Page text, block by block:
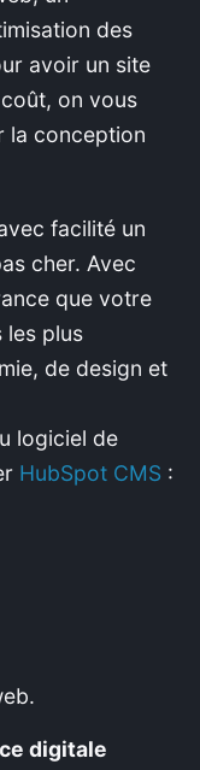
des
avoir un site
on vous
la conception
facilité un
cher. Avec
que votre
les plus
de design et
logiciel de
HubSpot CMS :
digitale